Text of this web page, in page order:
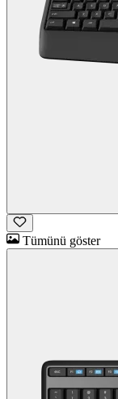
Tümünü göster